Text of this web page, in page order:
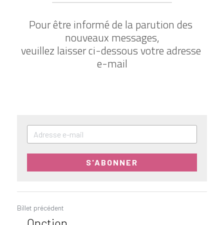
Pour être informé de la parution des
nouveaux messages,
veuillez laisser ci-dessous votre adresse
e-mail
S'ABONNER
Billet précédent